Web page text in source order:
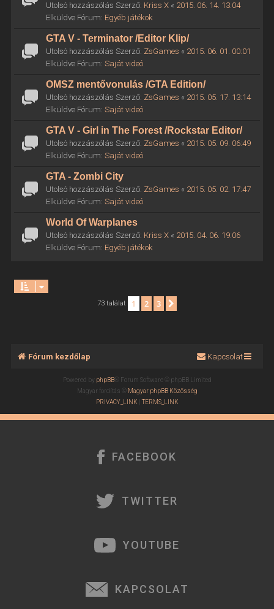
Utolsó hozzászólás Szerző: Kriss X« 2015. 06. 14. 13:04
Elküldve Fórum: Egyéb játékok
GTA V - Terminator /Editor Klip/
Utolsó hozzászólás Szerző: ZsGames « 2015. 06. 01. 00:01
Elküldve Fórum: Saját videó
OMSZ mentővonulás /GTA Edition/
Utolsó hozzászólás Szerző: ZsGames « 2015. 05. 17. 13:14
Elküldve Fórum: Saját videó
GTA V - Girl in The Forest /Rockstar Editor/
Utolsó hozzászólás Szerző: ZsGames « 2015. 05. 09. 06:49
Elküldve Fórum: Saját videó
GTA - Zombi City
Utolsó hozzászólás Szerző: ZsGames « 2015. 05. 02. 17:47
Elküldve Fórum: Saját videó
World Of Warplanes
Utolsó hozzászólás Szerző: Kriss X« 2015. 04. 06. 19:06
Elküldve Fórum: Egyéb játékok
73 találat 1 2 3
Fórum kezdőlap Kapcsolat
Powered by phpBB® Forum Software © phpBB Limited
Magyar fordítás ©
Magyar phpBB Közösség
PRIVACY_LINK| TERMS_LINK
FACEBOOK
TWITTER
YOUTUBE
KAPCSOLAT